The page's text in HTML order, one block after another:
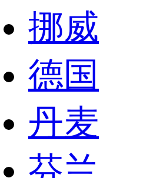
挪威
德国
丹麦
芬兰